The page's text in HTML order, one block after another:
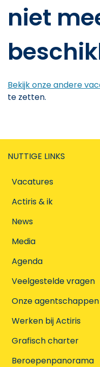
niet
Bekijk onze andere
te zetten.
NUTTIGE LINKS
Vacatures
Actiris & ik
News
Media
Agenda
Veelgestelde vragen
Onze agentschappen
Werken bij Actiris
Grafisch charter
Beroepenpanorama